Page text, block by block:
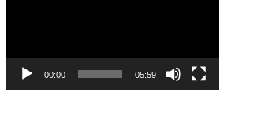
00:00 05:59